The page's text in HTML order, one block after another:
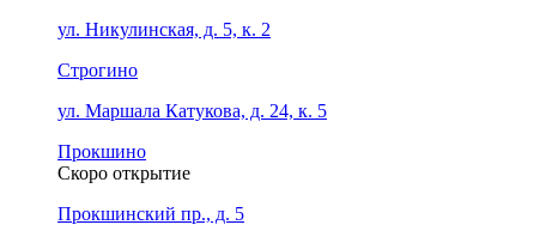
ул. Никулинская, д. 5, к. 2
Строгино
ул. Маршала Катукова, д. 24, к. 5
Прокшино
Скоро открытие
Прокшинский пр., д. 5